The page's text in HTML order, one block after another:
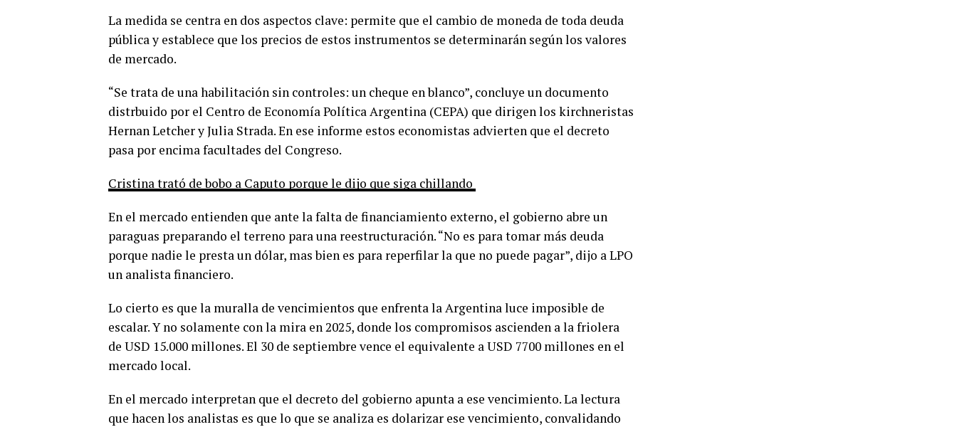
La medida se centra en dos aspectos clave: permite que el cambio de moneda de toda deuda
pública y establece que los precios de estos instrumentos se determinarán según los valores
de mercado.
“Se trata de una habilitación sin controles: un cheque en blanco”, concluye un documento
distrbuido por el Centro de Economía Política Argentina (CEPA) que dirigen los kirchneristas
Hernan Letcher y Julia Strada. En ese informe estos economistas advierten que el decreto
pasa por encima facultades del Congreso.
Cristina trató de bobo a Caputo porque le dijo que siga chillando
En el mercado entienden que ante la falta de financiamiento externo, el gobierno abre un
paraguas preparando el terreno para una reestructuración. “No es para tomar más deuda
porque nadie le presta un dólar, mas bien es para reperfilar la que no puede pagar”, dijo a LPO
un analista financiero.
Lo cierto es que la muralla de vencimientos que enfrenta la Argentina luce imposible de
escalar. Y no solamente con la mira en 2025, donde los compromisos ascienden a la friolera
de USD 15.000 millones. El 30 de septiembre vence el equivalente a USD 7700 millones en el
mercado local.
En el mercado interpretan que el decreto del gobierno apunta a ese vencimiento. La lectura
que hacen los analistas es que lo que se analiza es dolarizar ese vencimiento, convalidando